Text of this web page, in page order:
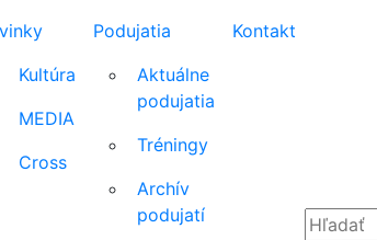
Kultúra
MEDIA
Cross
Podujatia
Aktuálne
podujatia
Tréningy
Archív
podujatí
Kontakt